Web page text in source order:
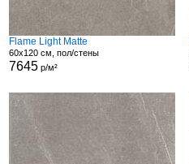
Flame Light Matte
60x120 см, пол/стены
7645р/м²